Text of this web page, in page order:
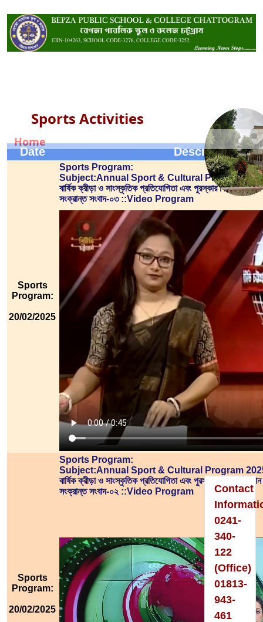
Home
Sports Activities
Date Description
Sports
Program:
20/02/2025
Sports Program:
Subject:Annual Sport & Cultural Program
বার্ষিক ক্রীড়া ও সাংস্কৃতিক প্রতিযোগিতা এবং পুরস্কার বিতরণ
সংক্রান্ত সংবাদ-০৩ ::Video Program
Sports
Program:
20/02/2025
Sports Program:
Subject:Annual Sport & Cultural Program
বার্ষিক ক্রীড়া ও সাংস্কৃতিক প্রতিযোগিতা এবং পুরস্কার বিতরণ
সংক্রান্ত সংবাদ-০২ ::Video Program
Please
Visit
To
Home
Page
Contact
0241-
340-
122
(Office)
01813-
943-
461